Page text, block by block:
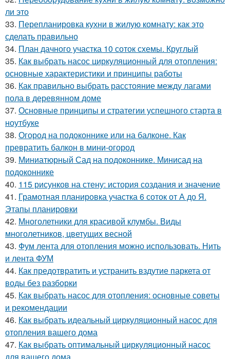
ли это
33. Перепланировка кухни в жилую комнату: как это
сделать правильно
34. План дачного участка 10 соток схемы. Круглый
35. Как выбрать насос циркуляционный для отопления:
основные характеристики и принципы работы
36. Как правильно выбрать расстояние между лагами
пола в деревянном доме
37. Основные принципы и стратегии успешного старта в
ноутбуке
38. Огород на подоконнике или на балконе. Как
превратить балкон в мини-огород
39. Миниатюрный Сад на подоконнике. Минисад на
подоконнике
40. 115 рисунков на стену: история создания и значение
41. Грамотная планировка участка 6 соток от А до Я.
Этапы планировки
42. Многолетники для красивой клумбы. Виды
многолетников, цветущих весной
43. Фум лента для отопления можно использовать. Нить
и лента ФУМ
44. Как предотвратить и устранить вздутие паркета от
воды без разборки
45. Как выбрать насос для отопления: основные советы
и рекомендации
46. Как выбрать идеальный циркуляционный насос для
отопления вашего дома
47. Как выбрать оптимальный циркуляционный насос
для вашего дома